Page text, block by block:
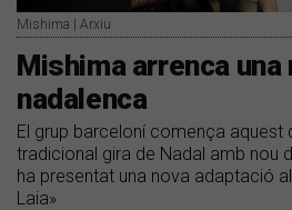
Mishima | Arxiu
Mishima arrenca una
nadalenca
El grup barceloní comença aquest
tradicional gira de Nadal amb nou
ha presentat una nova adaptació
Laia»